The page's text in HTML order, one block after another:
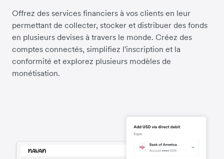
Offrez des services financiers à vos clients en leur
permettant de collecter, stocker et distribuer des fonds
en plusieurs devises à travers le monde. Créez des
comptes connectés, simplifiez l'inscription et la
conformité et explorez plusieurs modèles de
monétisation.